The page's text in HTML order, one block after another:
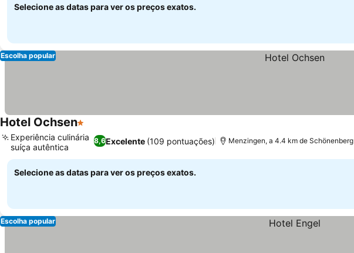
Selecione as datas para ver os preços exatos.
Escolha popular
Hotel Ochsen1 Estrelas
8,6Excelente (109 pontuações)
Experiência culinária
suíça autêntica
Menzingen, a 4.4 km de Schönenberg
Selecione as datas para ver os preços exatos.
Escolha popular